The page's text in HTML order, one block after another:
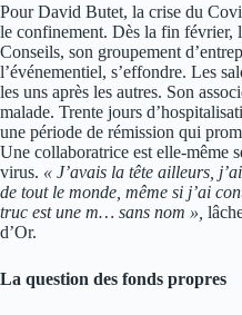
Pour David Butet, la crise du
le confinement. Dès la fin février,
Conseils, son groupement
l’événementiel, s’effondre. Les
les uns après les autres. Son
malade. Trente jours
une période de rémission qui
Une collaboratrice est elle-même
virus. « J’avais la tête ailleurs,
de tout le monde, même si j’ai
truc est une m… sans nom »,
d’Or.
La question des fonds propres